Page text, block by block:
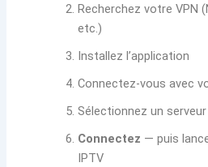
Recherchez votre VPN
etc.)
Installez l’application
Connectez-vous avec
Sélectionnez un
Connectez — puis
IPTV